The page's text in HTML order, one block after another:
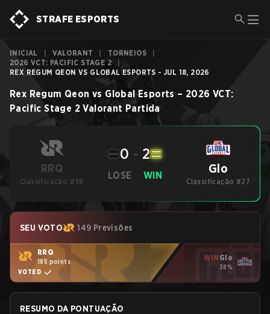
STRAFE ESPORTS
INICIAL VALORANT TORNEIOS
2026 VCT: PACIFIC STAGE 2
REX REGUM QEON VS GLOBAL ESPORTS - JUL 18, 2026
Rex Regum Qeon vs Global Esports – 2026 VCT:
Pacific Stage 2 Valorant Partida
RRQ
Classificação #38
LOSE
0 - 2
WIN Glo
Classificação #27
SEU VOTO 149 Previsões
RRQ
185 points
VOTED
WIN Glo
38%
RESUMO DA PONTUAÇÃO